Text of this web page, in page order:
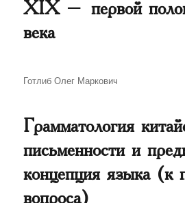
XIX – первой
века
Автор
Готлиб Олег Маркович
Грамматология
письменности и
концепция языка (к
вопроса)